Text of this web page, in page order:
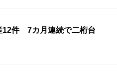
件 7カ月連続で二桁台